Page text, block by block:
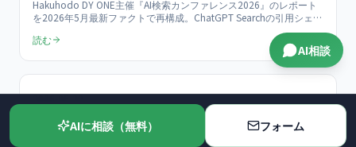
Hakuhodo DY ONE主催『AI検索カンファレンス2026』のレポート
を2026年5月最新ファクトで再構成。ChatGPT Searchの引用シェ
ア、Gemini 3の特性、AI Mode・MCP・llms.txtの実務インパクト、
株式会社課題解決プラットフォームによる中小企業向け実践プラン
読む
2026-05-29
AIエージェント時代のサイト構造｜MCPで読まれるドキュ
メント設計【2026年5月版】
AIに相談（無料） フォーム
AI相談